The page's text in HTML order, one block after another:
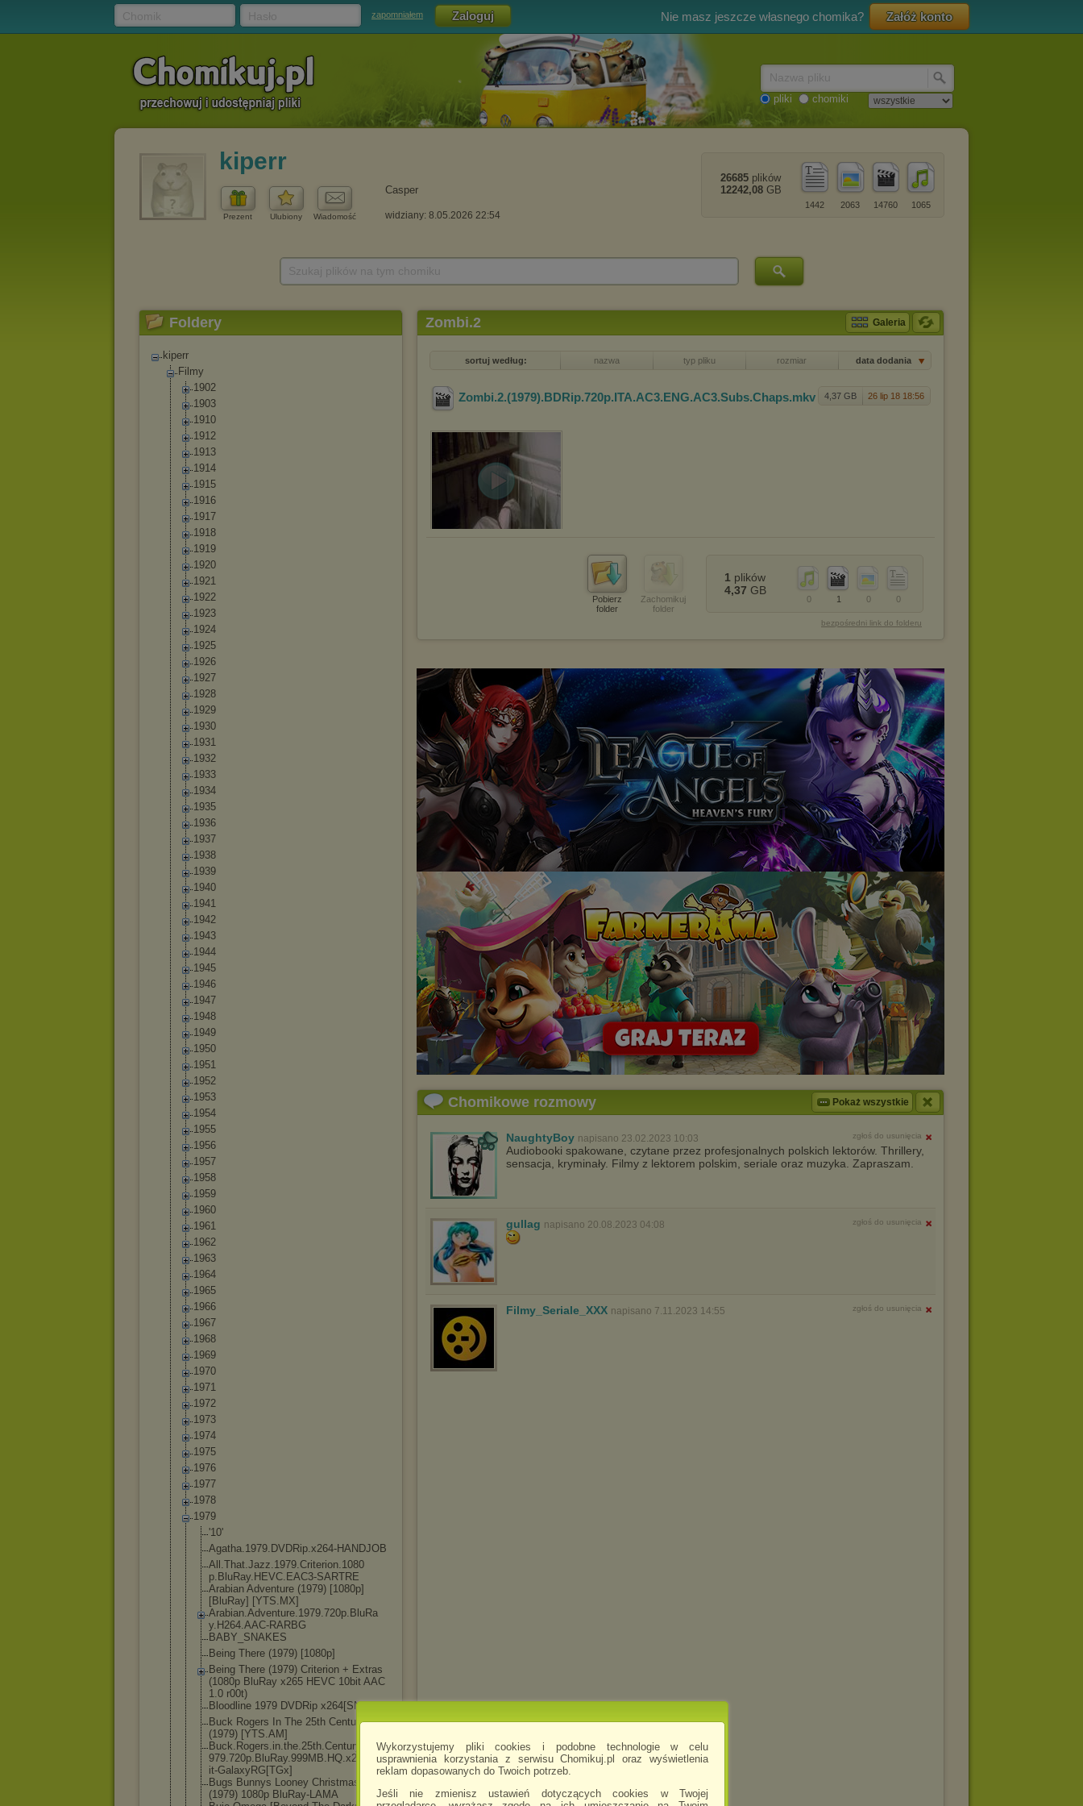
Wykorzystujemy pliki cookies i podobne technologie w celu
usprawnienia korzystania z serwisu Chomikuj.pl oraz wyświetlenia
reklam dopasowanych do Twoich potrzeb.
Jeśli nie zmienisz ustawień dotyczących cookies w Twojej
zapomniałem Nie masz jeszcze własnego chomika? Załóż konto
pliki chomiki
kiperr
Prezent Ulubiony Wiadomość
Casper
widziany: 8.05.2026 22:54
1065
14760
2063
1442
26685 plików
12242,08 GB
Foldery
kiperr
Filmy
1902
1903
1910
1912
1913
1914
1915
1916
1917
1918
1919
1920
1921
1922
1923
1924
1925
1926
1927
1928
1929
1930
1931
1932
1933
1934
1935
1936
1937
1938
1939
1940
1941
1942
1943
1944
1945
1946
1947
1948
1949
1950
1951
1952
1953
1954
1955
1956
1957
1958
1959
1960
1961
1962
1963
1964
1965
1966
1967
1968
1969
1970
1971
1972
1973
1974
1975
1976
1977
1978
1979
'10'
Agatha.1979.DVDRip.x264-HANDJOB
All.That.Jazz.1979.Criterion.1080
p.BluRay.HEVC.EAC3-SARTRE
Arabian Adventure (1979) [1080p]
[BluRay] [YTS.MX]
Arabian.Adventure.1979.720p.BluRa
y.H264.AAC-RARBG
BABY_SNAKES
Being There (1979) [1080p]
Being There (1979) Criterion + Extras
(1080p BluRay x265 HEVC 10bit AAC
1.0 r00t)
Bloodline 1979 DVDRip x264[SN]
Buck Rogers In The 25th Century
(1979) [YTS.AM]
Buck.Rogers.in.the.25th.Century.1
979.720p.Bl uRay.999MB. HQ.x265.10b
it-GalaxyRG [TGx]
Bugs Bunnys Looney Christmas Tales
(1979) 1080p BluRay-LAMA
Zombi.2 Galeria
sortuj według: nazwa typ pliku rozmiar data dodania
4,37 GB 26 lip 18 18:56
Zombi.2.(1979).BDRip.720p.ITA.AC3.ENG.AC3.Subs.Chaps.mkv
Pobierz
folder
Zachomikuj
folder
0
0
1
0
1 plików
4,37 GB
bezpośredni link do folderu
Chomikowe rozmowy Pokaż wszystkie
NaughtyBoy napisano 23.02.2023 10:03 zgłoś do usunięcia
Audiobooki spakowane, czytane przez profesjonalnych polskich lektorów. Thrillery,
sensacja, kryminały. Filmy z lektorem polskim, seriale oraz muzyka. Zapraszam.
gullag napisano 20.08.2023 04:08 zgłoś do usunięcia
Filmy_Seriale_XXX napisano 7.11.2023 14:55 zgłoś do usunięcia